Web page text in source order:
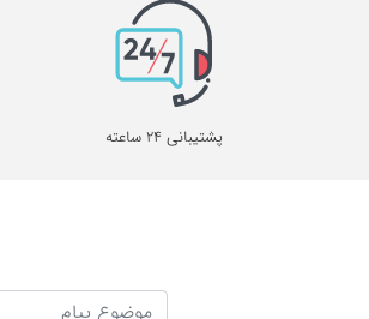
پشتیبانی 24 ساعته